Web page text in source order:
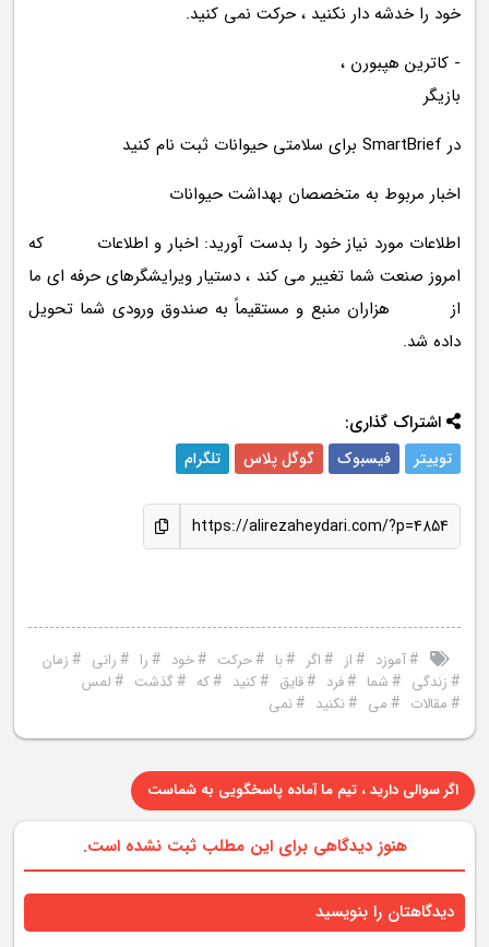
خود را خدشه دار نکنید ، حرکت نمی کنید.
- کاترین هپبورن ،
بازیگر
در SmartBrief برای سلامتی حیوانات ثبت نام کنید
اخبار مربوط به متخصصان بهداشت حیوانات
اطلاعات مورد نیاز خود را بدست آورید: اخبار و اطلاعات که
امروز صنعت شما تغییر می کند ، دستیار ویرایشگرهای حرفه ای ما
از هزاران منبع و مستقیماً به صندوق ورودی شما تحویل
داده شد.
اشتراک گذاری:
توییتر فیسبوک گوگل پلاس تلگرام
https://alirezaheydari.com/?p=4854
#آموزد #از #اگر #با #حرکت #خود #را #رانی #زمان
#زندگی #شما #فرد #قایق #کنید #که #گذشت #لمس
#مقالات #می #نکنید #نمی
اگر سوالی دارید ، تیم ما آماده پاسخگویی به شماست
هنوز دیدگاهی برای این مطلب ثبت نشده است.
دیدگاهتان را بنویسید